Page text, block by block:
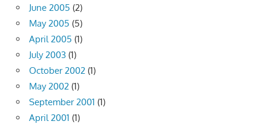
June 2005 (2)
May 2005 (5)
April 2005 (1)
July 2003 (1)
October 2002 (1)
May 2002 (1)
September 2001 (1)
April 2001 (1)